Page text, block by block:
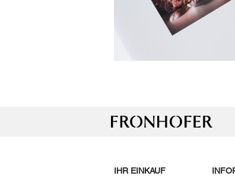
IHR EINKAUF